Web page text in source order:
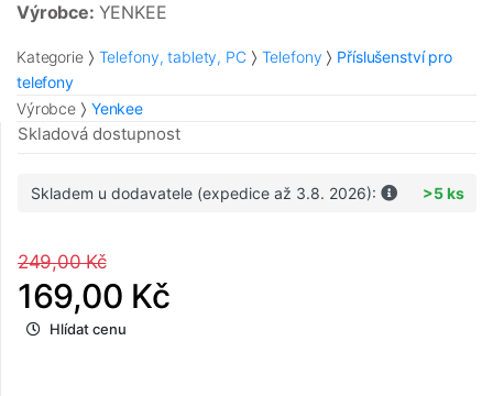
Výrobce: YENKEE
Kategorie Telefony, tablety, PC Telefony
Příslušenství pro
telefony
Výrobce
Yenkee
Skladová dostupnost
Skladem u dodavatele (expedice až 3.8. 2026): >5 ks
249,00 Kč
169,00 Kč
Hlídat cenu